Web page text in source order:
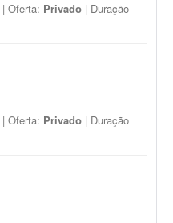
| Oferta: Privado | Duração
| Oferta: Privado | Duração